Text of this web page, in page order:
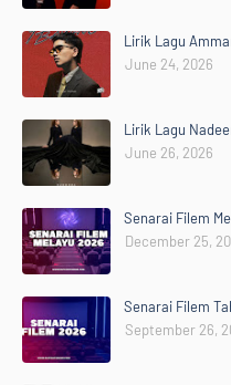
Lirik Lagu
June 24, 2026
Lirik Lagu
June 26, 2026
Senarai Filem
December 25,
Senarai Filem
September 26,